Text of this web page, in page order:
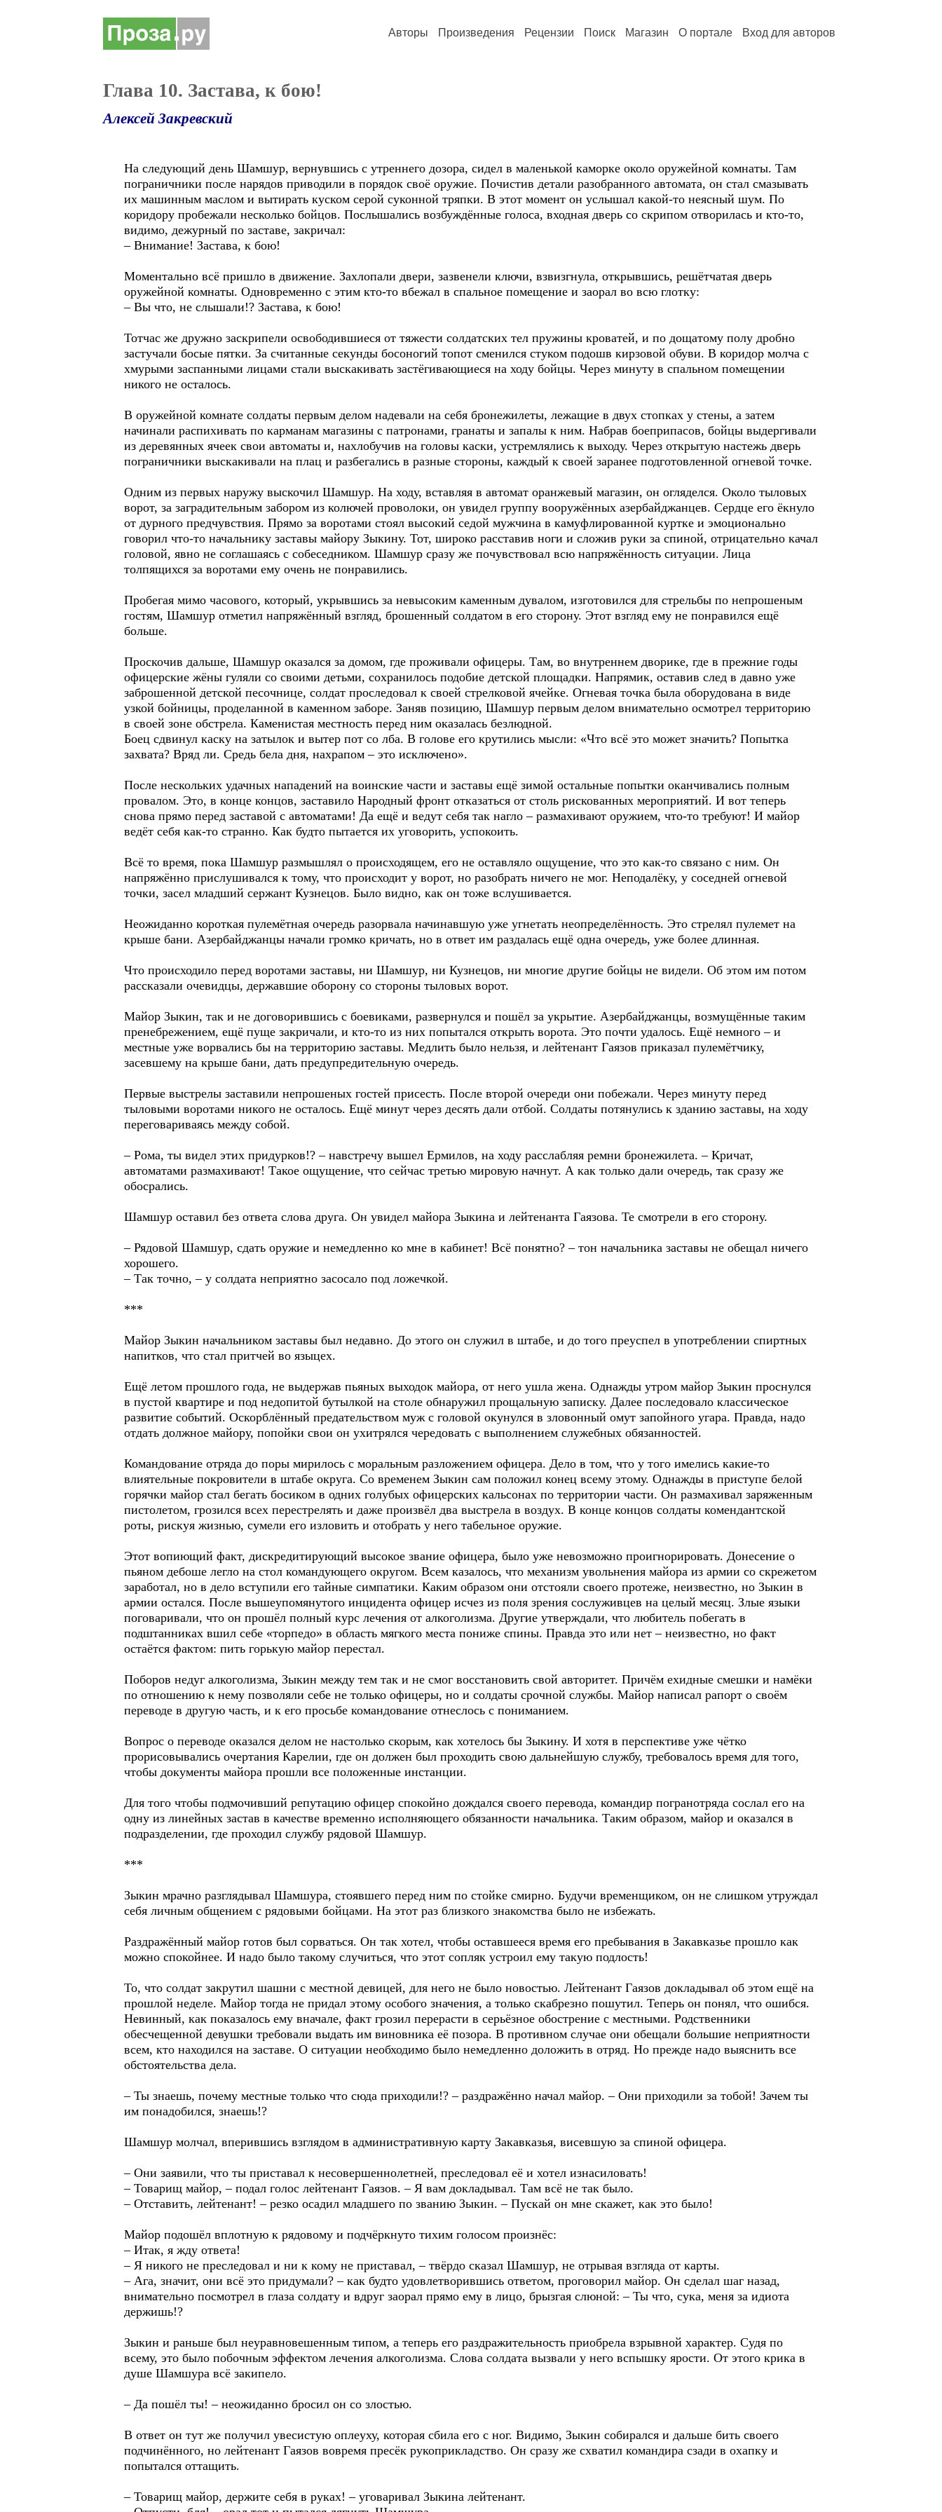
Авторы Произведения Рецензии Поиск Магазин О портале Вход для авторов
Глава 10. Застава, к бою!
Алексей Закревский
На следующий день Шамшур, вернувшись с утреннего дозора, сидел в маленькой каморке около оружейной комнаты. Там
пограничники после нарядов приводили в порядок своё оружие. Почистив детали разобранного автомата, он стал смазывать
их машинным маслом и вытирать куском серой суконной тряпки. В этот момент он услышал какой-то неясный шум. По
коридору пробежали несколько бойцов. Послышались возбуждённые голоса, входная дверь со скрипом отворилась и кто-то,
видимо, дежурный по заставе, закричал:
– Внимание! Застава, к бою!
Моментально всё пришло в движение. Захлопали двери, зазвенели ключи, взвизгнула, открывшись, решётчатая дверь
оружейной комнаты. Одновременно с этим кто-то вбежал в спальное помещение и заорал во всю глотку:
– Вы что, не слышали!? Застава, к бою!
Тотчас же дружно заскрипели освободившиеся от тяжести солдатских тел пружины кроватей, и по дощатому полу дробно
застучали босые пятки. За считанные секунды босоногий топот сменился стуком подошв кирзовой обуви. В коридор молча с
хмурыми заспанными лицами стали выскакивать застёгивающиеся на ходу бойцы. Через минуту в спальном помещении
никого не осталось.
В оружейной комнате солдаты первым делом надевали на себя бронежилеты, лежащие в двух стопках у стены, а затем
начинали распихивать по карманам магазины с патронами, гранаты и запалы к ним. Набрав боеприпасов, бойцы выдергивали
из деревянных ячеек свои автоматы и, нахлобучив на головы каски, устремлялись к выходу. Через открытую настежь дверь
пограничники выскакивали на плац и разбегались в разные стороны, каждый к своей заранее подготовленной огневой точке.
Одним из первых наружу выскочил Шамшур. На ходу, вставляя в автомат оранжевый магазин, он огляделся. Около тыловых
ворот, за заградительным забором из колючей проволоки, он увидел группу вооружённых азербайджанцев. Сердце его ёкнуло
от дурного предчувствия. Прямо за воротами стоял высокий седой мужчина в камуфлированной куртке и эмоционально
говорил что-то начальнику заставы майору Зыкину. Тот, широко расставив ноги и сложив руки за спиной, отрицательно качал
головой, явно не соглашаясь с собеседником. Шамшур сразу же почувствовал всю напряжённость ситуации. Лица
толпящихся за воротами ему очень не понравились.
Пробегая мимо часового, который, укрывшись за невысоким каменным дувалом, изготовился для стрельбы по непрошеным
гостям, Шамшур отметил напряжённый взгляд, брошенный солдатом в его сторону. Этот взгляд ему не понравился ещё
больше.
Проскочив дальше, Шамшур оказался за домом, где проживали офицеры. Там, во внутреннем дворике, где в прежние годы
офицерские жёны гуляли со своими детьми, сохранилось подобие детской площадки. Напрямик, оставив след в давно уже
заброшенной детской песочнице, солдат проследовал к своей стрелковой ячейке. Огневая точка была оборудована в виде
узкой бойницы, проделанной в каменном заборе. Заняв позицию, Шамшур первым делом внимательно осмотрел территорию
в своей зоне обстрела. Каменистая местность перед ним оказалась безлюдной.
Боец сдвинул каску на затылок и вытер пот со лба. В голове его крутились мысли: «Что всё это может значить? Попытка
захвата? Вряд ли. Средь бела дня, нахрапом – это исключено».
После нескольких удачных нападений на воинские части и заставы ещё зимой остальные попытки оканчивались полным
провалом. Это, в конце концов, заставило Народный фронт отказаться от столь рискованных мероприятий. И вот теперь
снова прямо перед заставой с автоматами! Да ещё и ведут себя так нагло – размахивают оружием, что-то требуют! И майор
ведёт себя как-то странно. Как будто пытается их уговорить, успокоить.
Всё то время, пока Шамшур размышлял о происходящем, его не оставляло ощущение, что это как-то связано с ним. Он
напряжённо прислушивался к тому, что происходит у ворот, но разобрать ничего не мог. Неподалёку, у соседней огневой
точки, засел младший сержант Кузнецов. Было видно, как он тоже вслушивается.
Неожиданно короткая пулемётная очередь разорвала начинавшую уже угнетать неопределённость. Это стрелял пулемет на
крыше бани. Азербайджанцы начали громко кричать, но в ответ им раздалась ещё одна очередь, уже более длинная.
Что происходило перед воротами заставы, ни Шамшур, ни Кузнецов, ни многие другие бойцы не видели. Об этом им потом
рассказали очевидцы, державшие оборону со стороны тыловых ворот.
Майор Зыкин, так и не договорившись с боевиками, развернулся и пошёл за укрытие. Азербайджанцы, возмущённые таким
пренебрежением, ещё пуще закричали, и кто-то из них попытался открыть ворота. Это почти удалось. Ещё немного – и
местные уже ворвались бы на территорию заставы. Медлить было нельзя, и лейтенант Гаязов приказал пулемётчику,
засевшему на крыше бани, дать предупредительную очередь.
Первые выстрелы заставили непрошеных гостей присесть. После второй очереди они побежали. Через минуту перед
тыловыми воротами никого не осталось. Ещё минут через десять дали отбой. Солдаты потянулись к зданию заставы, на ходу
переговариваясь между собой.
– Рома, ты видел этих придурков!? – навстречу вышел Ермилов, на ходу расслабляя ремни бронежилета. – Кричат,
автоматами размахивают! Такое ощущение, что сейчас третью мировую начнут. А как только дали очередь, так сразу же
обосрались.
Шамшур оставил без ответа слова друга. Он увидел майора Зыкина и лейтенанта Гаязова. Те смотрели в его сторону.
– Рядовой Шамшур, сдать оружие и немедленно ко мне в кабинет! Всё понятно? – тон начальника заставы не обещал ничего
хорошего.
– Так точно, – у солдата неприятно засосало под ложечкой.
***
Майор Зыкин начальником заставы был недавно. До этого он служил в штабе, и до того преуспел в употреблении спиртных
напитков, что стал притчей во языцех.
Ещё летом прошлого года, не выдержав пьяных выходок майора, от него ушла жена. Однажды утром майор Зыкин проснулся
в пустой квартире и под недопитой бутылкой на столе обнаружил прощальную записку. Далее последовало классическое
развитие событий. Оскорблённый предательством муж с головой окунулся в зловонный омут запойного угара. Правда, надо
отдать должное майору, попойки свои он ухитрялся чередовать с выполнением служебных обязанностей.
Командование отряда до поры мирилось с моральным разложением офицера. Дело в том, что у того имелись какие-то
влиятельные покровители в штабе округа. Со временем Зыкин сам положил конец всему этому. Однажды в приступе белой
горячки майор стал бегать босиком в одних голубых офицерских кальсонах по территории части. Он размахивал заряженным
пистолетом, грозился всех перестрелять и даже произвёл два выстрела в воздух. В конце концов солдаты комендантской
роты, рискуя жизнью, сумели его изловить и отобрать у него табельное оружие.
Этот вопиющий факт, дискредитирующий высокое звание офицера, было уже невозможно проигнорировать. Донесение о
пьяном дебоше легло на стол командующего округом. Всем казалось, что механизм увольнения майора из армии со скрежетом
заработал, но в дело вступили его тайные симпатики. Каким образом они отстояли своего протеже, неизвестно, но Зыкин в
армии остался. После вышеупомянутого инцидента офицер исчез из поля зрения сослуживцев на целый месяц. Злые языки
поговаривали, что он прошёл полный курс лечения от алкоголизма. Другие утверждали, что любитель побегать в
подштанниках вшил себе «торпедо» в область мягкого места пониже спины. Правда это или нет – неизвестно, но факт
остаётся фактом: пить горькую майор перестал.
Поборов недуг алкоголизма, Зыкин между тем так и не смог восстановить свой авторитет. Причём ехидные смешки и намёки
по отношению к нему позволяли себе не только офицеры, но и солдаты срочной службы. Майор написал рапорт о своём
переводе в другую часть, и к его просьбе командование отнеслось с пониманием.
Вопрос о переводе оказался делом не настолько скорым, как хотелось бы Зыкину. И хотя в перспективе уже чётко
прорисовывались очертания Карелии, где он должен был проходить свою дальнейшую службу, требовалось время для того,
чтобы документы майора прошли все положенные инстанции.
Для того чтобы подмочивший репутацию офицер спокойно дождался своего перевода, командир погранотряда сослал его на
одну из линейных застав в качестве временно исполняющего обязанности начальника. Таким образом, майор и оказался в
подразделении, где проходил службу рядовой Шамшур.
***
Зыкин мрачно разглядывал Шамшура, стоявшего перед ним по стойке смирно. Будучи временщиком, он не слишком утруждал
себя личным общением с рядовыми бойцами. На этот раз близкого знакомства было не избежать.
Раздражённый майор готов был сорваться. Он так хотел, чтобы оставшееся время его пребывания в Закавказье прошло как
можно спокойнее. И надо было такому случиться, что этот сопляк устроил ему такую подлость!
То, что солдат закрутил шашни с местной девицей, для него не было новостью. Лейтенант Гаязов докладывал об этом ещё на
прошлой неделе. Майор тогда не придал этому особого значения, а только скабрезно пошутил. Теперь он понял, что ошибся.
Невинный, как показалось ему вначале, факт грозил перерасти в серьёзное обострение с местными. Родственники
обесчещенной девушки требовали выдать им виновника её позора. В противном случае они обещали большие неприятности
всем, кто находился на заставе. О ситуации необходимо было немедленно доложить в отряд. Но прежде надо выяснить все
обстоятельства дела.
– Ты знаешь, почему местные только что сюда приходили!? – раздражённо начал майор. – Они приходили за тобой! Зачем ты
им понадобился, знаешь!?
Шамшур молчал, вперившись взглядом в административную карту Закавказья, висевшую за спиной офицера.
– Они заявили, что ты приставал к несовершеннолетней, преследовал её и хотел изнасиловать!
– Товарищ майор, – подал голос лейтенант Гаязов. – Я вам докладывал. Там всё не так было.
– Отставить, лейтенант! – резко осадил младшего по званию Зыкин. – Пускай он мне скажет, как это было!
Майор подошёл вплотную к рядовому и подчёркнуто тихим голосом произнёс:
– Итак, я жду ответа!
– Я никого не преследовал и ни к кому не приставал, – твёрдо сказал Шамшур, не отрывая взгляда от карты.
– Ага, значит, они всё это придумали? – как будто удовлетворившись ответом, проговорил майор. Он сделал шаг назад,
внимательно посмотрел в глаза солдату и вдруг заорал прямо ему в лицо, брызгая слюной: – Ты что, сука, меня за идиота
держишь!?
Зыкин и раньше был неуравновешенным типом, а теперь его раздражительность приобрела взрывной характер. Судя по
всему, это было побочным эффектом лечения алкоголизма. Слова солдата вызвали у него вспышку ярости. От этого крика в
душе Шамшура всё закипело.
– Да пошёл ты! – неожиданно бросил он со злостью.
В ответ он тут же получил увесистую оплеуху, которая сбила его с ног. Видимо, Зыкин собирался и дальше бить своего
подчинённого, но лейтенант Гаязов вовремя пресёк рукоприкладство. Он сразу же схватил командира сзади в охапку и
попытался оттащить.
– Товарищ майор, держите себя в руках! – уговаривал Зыкина лейтенант.